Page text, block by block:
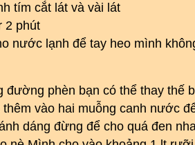
tím cắt lát và vài lát
2 phút
nước lạnh để tay heo mình
đường phèn bạn có thể thay thế
vào hai muỗng canh nước
dáng đừng để cho quá đen